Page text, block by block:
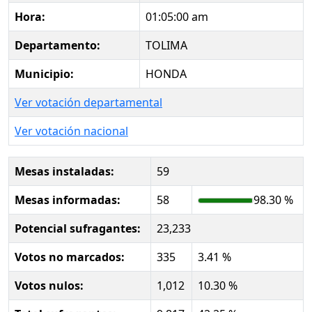
Hora:
01:05:00 am
Departamento:
TOLIMA
Municipio:
HONDA
Ver votación departamental
Ver votación nacional
Mesas instaladas:
59
Mesas informadas:
58
98.30 %
Potencial sufragantes:
23,233
Votos no marcados:
335
3.41 %
Votos nulos:
1,012
10.30 %